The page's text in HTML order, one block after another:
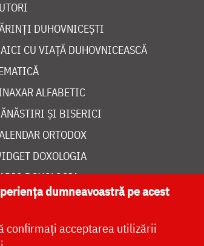
DUHOVNICEȘTI
CU VIAȚĂ DUHOVNICEASCĂ
ALFABETIC
ȘI BISERICI
ORTODOX
DOXOLOGIA
DOXOLOGIA
dumneavoastră pe acest
confirmați acceptarea utilizării